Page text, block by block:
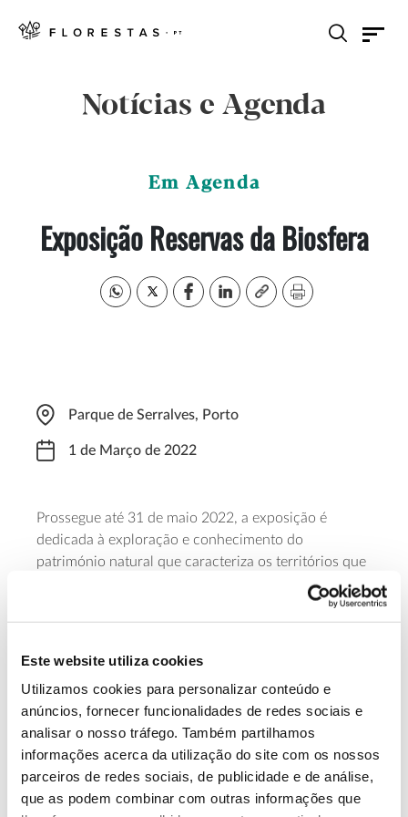
Este website utiliza cookies
Utilizamos cookies para personalizar conteúdo e
anúncios, fornecer funcionalidades de redes sociais e
analisar o nosso tráfego. Também partilhamos
informações acerca da utilização do site com os nossos
parceiros de redes sociais, de publicidade e de análise,
que as podem combinar com outras informações que
Notícias e Agenda
Em Agenda
Exposição Reservas da Biosfera
Parque de Serralves, Porto
1 de Março de 2022
Prossegue até 31 de maio 2022, a exposição é
dedicada à exploração e conhecimento do
património natural que caracteriza os territórios que
constituem a Rede dos países da CPLP, verdadeiros
laboratórios vivos de sustentabilidade, distinguidos
pela Unesco.
13.07.2026
Genoma do priolo e de outras espécies em risco:
conhecer para conservar